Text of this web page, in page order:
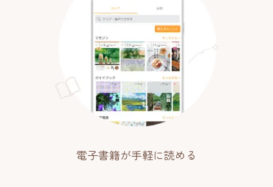
電子書籍が手軽に読める